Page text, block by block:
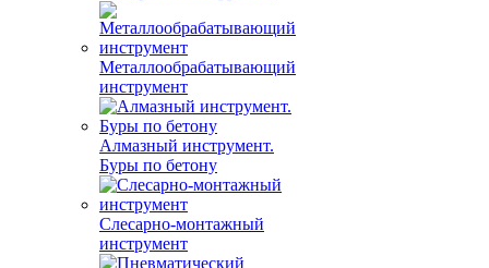
Металлообрабатывающий
инструмент
Алмазный инструмент.
Буры по бетону
Слесарно-монтажный
инструмент